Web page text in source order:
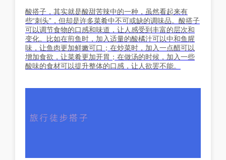
酸搭子，其实就是酸甜苦辣中的一种，虽然看起来有
些“刺头”，但却是许多菜肴中不可或缺的调味品。酸搭子
可以调节食物的口感和味道，让人感受到丰富的层次和
变化。比如在煎鱼时，加入适量的酸橘汁可以中和鱼腥
味，让鱼肉更加鲜嫩可口；在炒菜时，加入一点醋可以
增加食欲，让菜肴更加开胃；在做汤的时候，加入一些
酸味的食材可以提升整体的口感，让人欲罢不能。